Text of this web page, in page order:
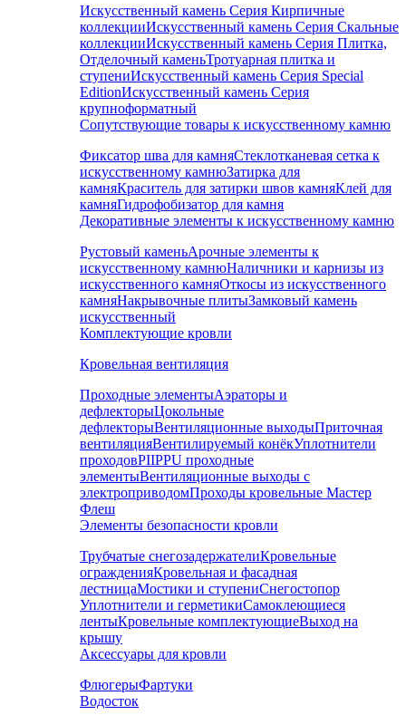
Искусственный камень Серия Кирпичные
коллекцииИскусственный камень Серия Скальные
коллекцииИскусственный камень Серия Плитка,
Отделочный каменьТротуарная плитка и
ступениИскусственный камень Серия Special
EditionИскусственный камень Серия
крупноформатный
Сопутствующие товары к искусственному камню
Фиксатор шва для камняСтеклотканевая сетка к
искусственному камнюЗатирка для
камняКраситель для затирки швов камняКлей для
камняГидрофобизатор для камня
Декоративные элементы к искусственному камню
Рустовый каменьАрочные элементы к
искусственному камнюНаличники и карнизы из
искусственного камняОткосы из искусственного
камняНакрывочные плитыЗамковый камень
искусственный
Комплектующие кровли
Кровельная вентиляция
Проходные элементыАэраторы и
дефлекторыЦокольные
дефлекторыВентиляционные выходыПриточная
вентиляцияВентилируемый конёкУплотнители
проходовPIIPPU проходные
элементыВентиляционные выходы с
электроприводомПроходы кровельные Мастер
Флеш
Элементы безопасности кровли
Трубчатые снегозадержателиКровельные
огражденияКровельная и фасадная
лестницаМостики и ступениСнегостопор
Уплотнители и герметикиСамоклеющиеся
лентыКровельные комплектующиеВыход на
крышу
Аксессуары для кровли
ФлюгерыФартуки
Водосток